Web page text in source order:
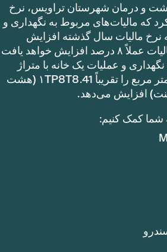
و درمان شهرستان تراویس، نرخ
که مالیات‌های مربوط به نگهداری و
نرخ مالیات سال گذشته افزایش
می‌دهد. این نرخ مالیات عملاً ۸ درصد افزایش خواهد یافت
و عملیات یک خانه با متراژ
۱TP8T100,000 متر مربع را تقریباً ۱TP8T8.41 (هشت
افزایش می‌دهد.
شما کمک کنیم: